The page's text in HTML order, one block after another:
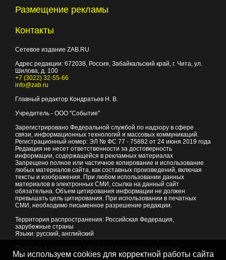
Размещение рекламы
Контакты
Сетевое издание ZAB.RU
Адрес редакции: 672038, Россия, Забайкальский край, г. Чита, ул.
Шилова, д. 100
+7 (3022) 32-55-66
info@zab.ru
Главный редактор Кондратьев Н. В.
Учредитель - ООО "Событие"
Зарегистрировано Федеральной службой по надзору в сфере
связи, информационных технологий и массовых коммуникаций.
Регистрационный номер: ЭЛ № ФС 77 - 75882 от 24 июня 2019 года
Редакция не несет ответственности за достоверность
информации, содержащейся в рекламных материалах
Запрещено полное или частичное копирование и использование
любых материалов сайта, как составных произведений, включая
тексты и изображения. При любом использовании данных
материалов в электронных СМИ, ссылка на данный сайт
обязательна. Объем цитирования информации не должен
превышать цель цитирования. При использовании в печатных
СМИ, необходимо письменное разрешение редакции.
Территория распространения: Российская Федерация,
зарубежные страны
Языки: русский, английский
Мы используем cookies для корректной работы сайта